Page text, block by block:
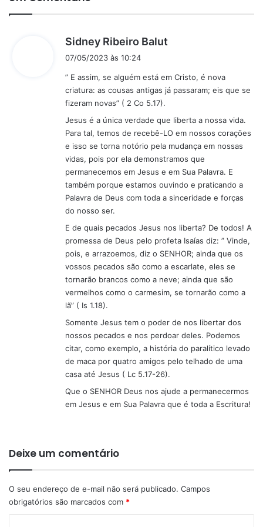
Sidney Ribeiro Balut
s
e
07/05/2023 às 10:24
” E assim, se alguém está em Cristo, é nova
criatura: as cousas antigas já passaram; eis que se
fizeram novas” ( 2 Co 5.17).
Jesus é a única verdade que liberta a nossa vida.
Para tal, temos de recebê-LO em nossos corações
e isso se torna notório pela mudança em nossas
vidas, pois por ela demonstramos que
permanecemos em Jesus e em Sua Palavra. E
também porque estamos ouvindo e praticando a
Palavra de Deus com toda a sinceridade e forças
do nosso ser.
E de quais pecados Jesus nos liberta? De todos! A
promessa de Deus pelo profeta Isaías diz: ” Vinde,
pois, e arrazoemos, diz o SENHOR; ainda que os
vossos pecados são como a escarlate, eles se
tornarão brancos como a neve; ainda que são
vermelhos como o carmesim, se tornarão como a
lã” ( Is 1.18).
Somente Jesus tem o poder de nos libertar dos
nossos pecados e nos perdoar deles. Podemos
citar, como exemplo, a história do paralítico levado
de maca por quatro amigos pelo telhado de uma
casa até Jesus ( Lc 5.17-26).
Que o SENHOR Deus nos ajude a permanecermos
em Jesus e em Sua Palavra que é toda a Escritura!
Deixe um comentário
O seu endereço de e-mail não será publicado. Campos
obrigatórios são marcados com *